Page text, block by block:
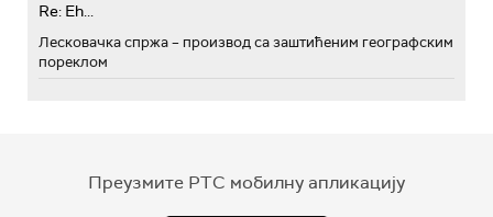
Re: Eh...
Лесковачка спржа – производ са заштићеним географским
пореклом
Преузмите РТС мобилну апликацију